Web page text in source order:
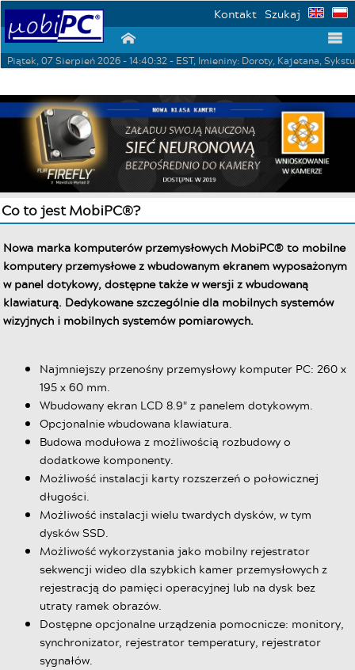
Kontakt Szukaj
⌂ ☰
Piątek, 07 Sierpień 2026 - 14:40:32 - EST, Imieniny: Doroty, Kajetana,
Co to jest MobiPC®?
Nowa marka komputerów przemysłowych MobiPC® to mobilne
komputery przemysłowe z wbudowanym ekranem wyposażonym
w panel dotykowy, dostępne także w wersji z wbudowaną
klawiaturą. Dedykowane szczególnie dla mobilnych systemów
wizyjnych i mobilnych systemów pomiarowych.
Najmniejszy przenośny przemysłowy komputer PC: 260 x
195 x 60 mm.
Wbudowany ekran LCD 8.9" z panelem dotykowym.
Opcjonalnie wbudowana klawiatura.
Budowa modułowa z możliwością rozbudowy o
dodatkowe komponenty.
Możliwość instalacji karty rozszerzeń o połowicznej
długości.
Możliwość instalacji wielu twardych dysków, w tym
dysków SSD.
Możliwość wykorzystania jako mobilny rejestrator
sekwencji wideo dla szybkich kamer przemysłowych z
rejestracją do pamięci operacyjnej lub na dysk bez
utraty ramek obrazów.
Dostępne opcjonalne urządzenia pomocnicze: monitory,
synchronizator, rejestrator temperatury, rejestrator
sygnałów.